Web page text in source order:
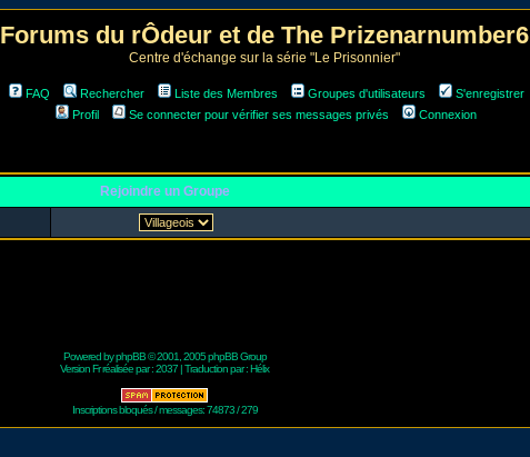
Forums du rÔdeur et de The Prizenarnumber6
Centre d'échange sur la série "Le Prisonnier"
FAQ Rechercher Liste des Membres Groupes d'utilisateurs
S'enregistrer
Profil
Se connecter pour vérifier ses messages privés Connexion
Rejoindre un Groupe
Powered byphpBB© 2001, 2005 phpBB Group
Version Fr réalisée par :2037 | Traduction par :Hélix
Inscriptions bloqués / messages: 74873 / 279